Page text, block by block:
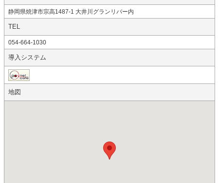
静岡県焼津市宗高1487-1 大井川グランリバー内
TEL
054-664-1030
導入システム
地図